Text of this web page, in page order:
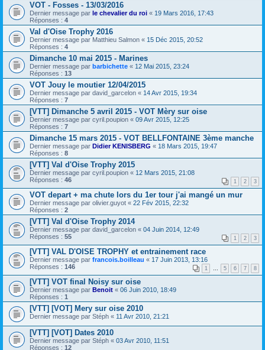
VOT - Fosses - 13/03/2016
Dernier message par le chevalier du roi « 19 Mars 2016, 17:43
Réponses : 4
Val d'Oise Trophy 2016
Dernier message par Matthieu Salmon « 15 Déc 2015, 20:52
Réponses : 4
Dimanche 10 mai 2015 - Marines
Dernier message par barbichette « 12 Mai 2015, 23:24
Réponses : 13
VOT Jouy le moutier 12/04/2015
Dernier message par david_garcelon « 14 Avr 2015, 19:34
Réponses : 7
[VTT] Dimanche 5 avril 2015 - VOT Mèry sur oise
Dernier message par cyril.poupion « 09 Avr 2015, 12:25
Réponses : 7
Dimanche 15 mars 2015 - VOT BELLFONTAINE 3ème manche
Dernier message par Didier KENISBERG « 18 Mars 2015, 19:47
Réponses : 8
[VTT] Val d'Oise Trophy 2015
Dernier message par cyril.poupion « 12 Mars 2015, 21:08
Réponses : 46 1 2 3
VOT depart + ma chute lors du 1er tour j'ai mangé un mur
Dernier message par olivier.guyot « 22 Fév 2015, 22:32
Réponses : 2
[VTT] Val d'Oise Trophy 2014
Dernier message par david_garcelon « 04 Juin 2014, 12:49
Réponses : 55 1 2 3
[VTT] VAL D'OISE TROPHY et entrainement race
Dernier message par francois.boilleau « 17 Juin 2013, 13:16
Réponses : 146 1 … 5 6 7 8
[VTT] VOT final Noisy sur oise
Dernier message par Benoit « 06 Juin 2010, 18:49
Réponses : 1
[VTT] [VOT] Mery sur oise 2010
Dernier message par Stéph « 11 Avr 2010, 21:21
[VTT] [VOT] Dates 2010
Dernier message par Stéph « 03 Avr 2010, 11:51
Réponses : 12